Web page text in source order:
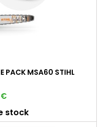
PACK MSA60 STIHL
stock